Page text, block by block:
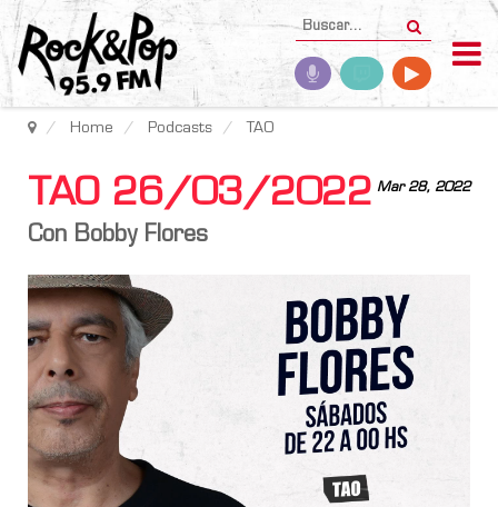
Home Podcasts TAO
Mar 28, 2022
TAO 26/03/2022
Con Bobby Flores